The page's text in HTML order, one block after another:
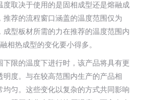
度取决于使用的是固相成型还是熔融成
推荐的流程窗口涵盖的温度范围仅为
型板材所需的力在推荐的温度范围内
相热成型的变化要小得多。
下限的温度下进行时，该产品将具有更
明度。与在较高范围内生产的产品相
均匀。这些变化以复杂的方式共同影响